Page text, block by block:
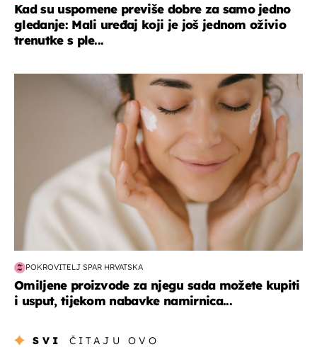
Kad su uspomene previše dobre za samo jedno
gledanje: Mali uređaj koji je još jednom oživio
trenutke s ple...
moda & ljepota
POKROVITELJ SPAR HRVATSKA
Omiljene proizvode za njegu sada možete kupiti
i usput, tijekom nabavke namirnica...
SVI ČITAJU OVO